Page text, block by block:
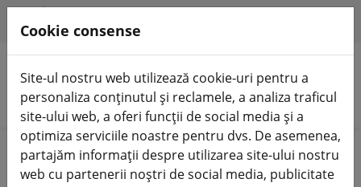
Căutare produse
Home Elice elice de 5 inch
Cookie consense
Site-ul nostru web utilizează cookie-uri pentru a
personaliza conținutul și reclamele, a analiza traficul
site-ului web, a oferi funcții de social media și a
optimiza serviciile noastre pentru dvs. De asemenea,
partajăm informații despre utilizarea site-ului nostru
web cu partenerii noștri de social media, publicitate